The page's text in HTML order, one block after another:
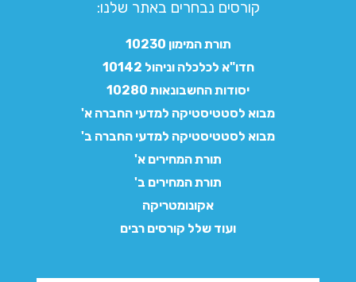
קורסים נבחרים באתר שלנו:​
תורת המימון 10230
חדו"א לכלכלה וניהול 10142
יסודות החשבונאות 10280
מבוא לסטטיסטיקה למדעי החברה א'
מבוא לסטטיסטיקה למדעי החברה ב'
תורת המחירים א'
תורת המחירים ב'
אקונומטריקה
ועוד שלל קורסים רבים